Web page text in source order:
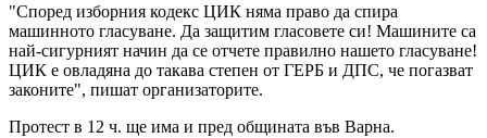
"Според изборния кодекс ЦИК няма право да спира
машинното гласуване. Да защитим гласовете си! Машините са
най-сигурният начин да се отчете правилно нашето гласуване!
ЦИК е овладяна до такава степен от ГЕРБ и ДПС, че погазват
законите", пишат организаторите.
Протест в 12 ч. ще има и пред общината във Варна.